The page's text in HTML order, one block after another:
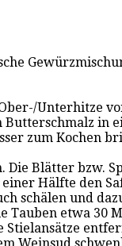
Unterhitze
in
zum Kochen
Blätter bzw.
Hälfte den
schälen und
Tauben etwa
Stielansätze